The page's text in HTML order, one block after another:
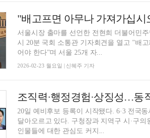
서울시장 출마를 선언한 전현희 더불어민
시 20분 국회 소통관 기자회견을 열고 "배
어야 한다"며 서울 25개 자...
2026-02-23 월요일 | 신혜주 기자
20일 예비후보 등록이 시작됐다. 6·3 전국
달아오르고 있다. 구청장과 지역구 시·구
인물들에 대한 관심도 커지...